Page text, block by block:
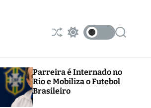
S
l
e
S
c
h
c
o
S
c
h
Parreira é Internado no
Rio e Mobiliza o Futebol
Brasileiro